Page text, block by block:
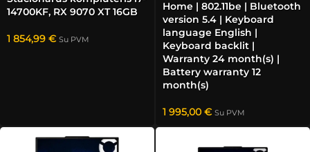
14700KF, RX 9070 XT 16GB
1 854,99 € Su PVM
Home | 802.11be | Bluetooth
version 5.4 | Keyboard
language English |
Keyboard backlit |
Warranty 24 month(s) |
Battery warranty 12
month(s)
1 995,00 € Su PVM